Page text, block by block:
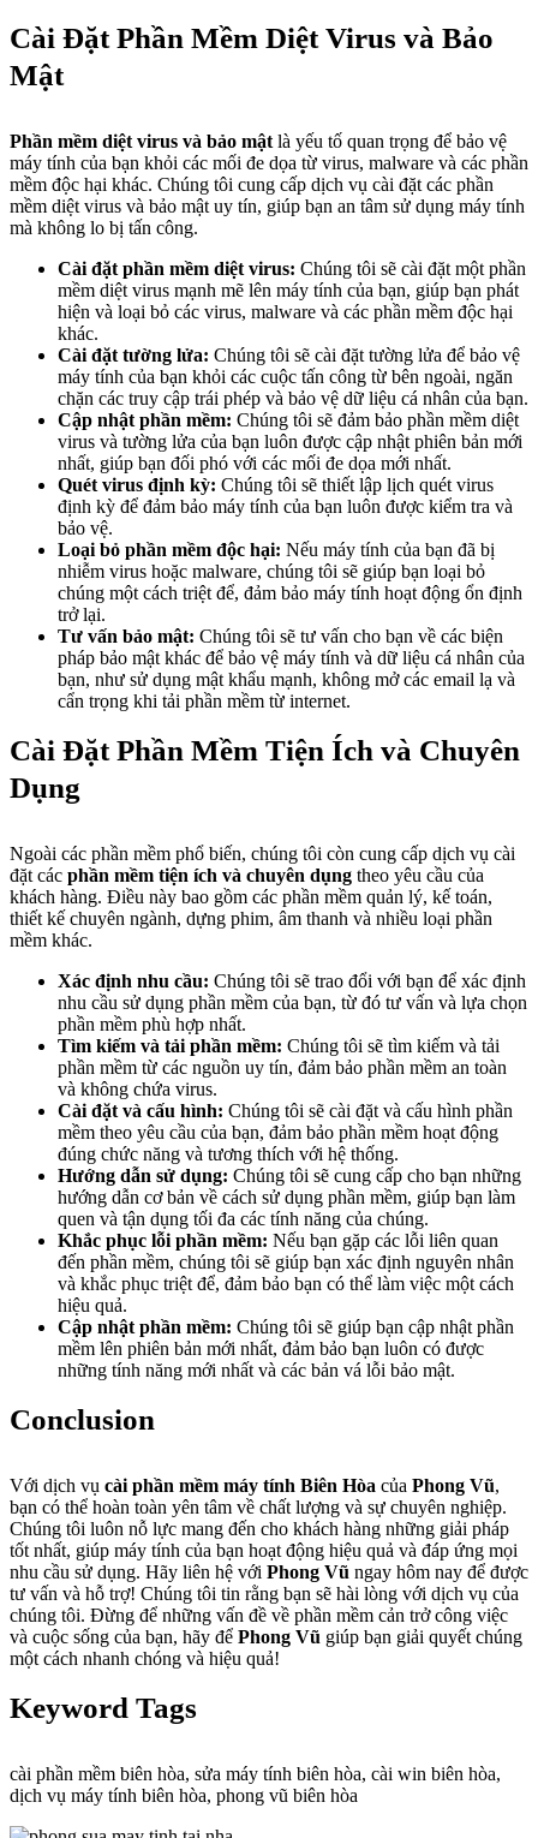
Cài Đặt Phần Mềm Diệt Virus và Bảo
Mật
Phần mềm diệt virus và bảo mật là yếu tố quan trọng để bảo vệ
máy tính của bạn khỏi các mối đe dọa từ virus, malware và các phần
mềm độc hại khác. Chúng tôi cung cấp dịch vụ cài đặt các phần
mềm diệt virus và bảo mật uy tín, giúp bạn an tâm sử dụng máy tính
mà không lo bị tấn công.
Cài đặt phần mềm diệt virus: Chúng tôi sẽ cài đặt một phần
mềm diệt virus mạnh mẽ lên máy tính của bạn, giúp bạn phát
hiện và loại bỏ các virus, malware và các phần mềm độc hại
khác.
Cài đặt tường lửa: Chúng tôi sẽ cài đặt tường lửa để bảo vệ
máy tính của bạn khỏi các cuộc tấn công từ bên ngoài, ngăn
chặn các truy cập trái phép và bảo vệ dữ liệu cá nhân của bạn.
Cập nhật phần mềm: Chúng tôi sẽ đảm bảo phần mềm diệt
virus và tường lửa của bạn luôn được cập nhật phiên bản mới
nhất, giúp bạn đối phó với các mối đe dọa mới nhất.
Quét virus định kỳ: Chúng tôi sẽ thiết lập lịch quét virus
định kỳ để đảm bảo máy tính của bạn luôn được kiểm tra và
bảo vệ.
Loại bỏ phần mềm độc hại: Nếu máy tính của bạn đã bị
nhiễm virus hoặc malware, chúng tôi sẽ giúp bạn loại bỏ
chúng một cách triệt để, đảm bảo máy tính hoạt động ổn định
trở lại.
Tư vấn bảo mật: Chúng tôi sẽ tư vấn cho bạn về các biện
pháp bảo mật khác để bảo vệ máy tính và dữ liệu cá nhân của
bạn, như sử dụng mật khẩu mạnh, không mở các email lạ và
cẩn trọng khi tải phần mềm từ internet.
Cài Đặt Phần Mềm Tiện Ích và Chuyên
Dụng
Ngoài các phần mềm phổ biến, chúng tôi còn cung cấp dịch vụ cài
đặt các phần mềm tiện ích và chuyên dụng theo yêu cầu của
khách hàng. Điều này bao gồm các phần mềm quản lý, kế toán,
thiết kế chuyên ngành, dựng phim, âm thanh và nhiều loại phần
mềm khác.
Xác định nhu cầu: Chúng tôi sẽ trao đổi với bạn để xác định
nhu cầu sử dụng phần mềm của bạn, từ đó tư vấn và lựa chọn
phần mềm phù hợp nhất.
Tìm kiếm và tải phần mềm: Chúng tôi sẽ tìm kiếm và tải
phần mềm từ các nguồn uy tín, đảm bảo phần mềm an toàn
và không chứa virus.
Cài đặt và cấu hình: Chúng tôi sẽ cài đặt và cấu hình phần
mềm theo yêu cầu của bạn, đảm bảo phần mềm hoạt động
đúng chức năng và tương thích với hệ thống.
Hướng dẫn sử dụng: Chúng tôi sẽ cung cấp cho bạn những
hướng dẫn cơ bản về cách sử dụng phần mềm, giúp bạn làm
quen và tận dụng tối đa các tính năng của chúng.
Khắc phục lỗi phần mềm: Nếu bạn gặp các lỗi liên quan
đến phần mềm, chúng tôi sẽ giúp bạn xác định nguyên nhân
và khắc phục triệt để, đảm bảo bạn có thể làm việc một cách
hiệu quả.
Cập nhật phần mềm: Chúng tôi sẽ giúp bạn cập nhật phần
mềm lên phiên bản mới nhất, đảm bảo bạn luôn có được
những tính năng mới nhất và các bản vá lỗi bảo mật.
Conclusion
Với dịch vụ cài phần mềm máy tính Biên Hòa của Phong Vũ,
bạn có thể hoàn toàn yên tâm về chất lượng và sự chuyên nghiệp.
Chúng tôi luôn nỗ lực mang đến cho khách hàng những giải pháp
tốt nhất, giúp máy tính của bạn hoạt động hiệu quả và đáp ứng mọi
nhu cầu sử dụng. Hãy liên hệ với Phong Vũ ngay hôm nay để được
tư vấn và hỗ trợ! Chúng tôi tin rằng bạn sẽ hài lòng với dịch vụ của
chúng tôi. Đừng để những vấn đề về phần mềm cản trở công việc
và cuộc sống của bạn, hãy để Phong Vũ giúp bạn giải quyết chúng
một cách nhanh chóng và hiệu quả!
Keyword Tags
cài phần mềm biên hòa, sửa máy tính biên hòa, cài win biên hòa,
dịch vụ máy tính biên hòa, phong vũ biên hòa